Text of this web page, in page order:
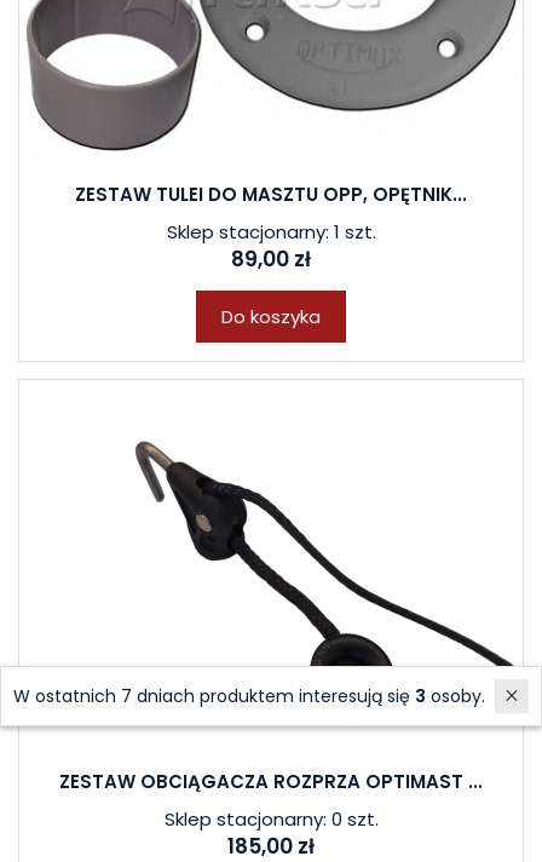
ZESTAW TULEI DO MASZTU OPP, OPĘTNIK...
Sklep stacjonarny: 1 szt.
89,00 zł
Do koszyka
ZESTAW OBCIĄGACZA ROZPRZA OPTIMAST ...
Sklep stacjonarny: 0 szt.
185,00 zł
W ostatnich 7 dniach produktem interesują się 3 osoby.